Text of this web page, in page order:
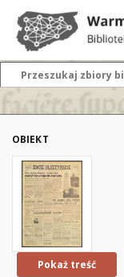
OBIEKT
Pokaż treść